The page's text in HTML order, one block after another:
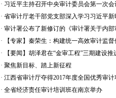
· 习近平主持召开中央审计委员会第一次
· 省审计厅老干部党支部深入学习习近平
· 审计署公布了新修订的《审计署关于内
·
【专家】秦荣生：构建统一高效审计监
·
【要闻】胡泽君在“金审工程”三期建设
· 聚焦新目标、踏上新征程
· 江西省审计厅夺得2017年度全国优秀审
· 全省经济责任审计培训班在南京举办